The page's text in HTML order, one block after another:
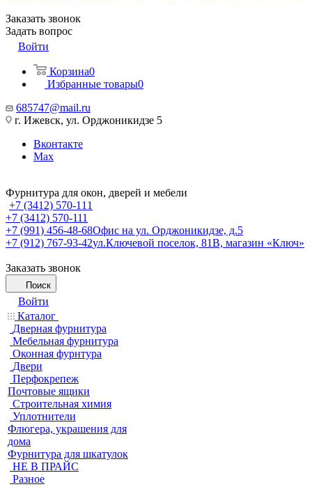
Заказать звонок
Задать вопрос
Войти
Корзина0
Избранные товары0
685747@mail.ru
г. Ижевск, ул. Орджоникидзе 5
Вконтакте
Max
Фурнитура для окон, дверей и мебели
+7 (3412) 570-111
+7 (3412) 570-111
+7 (991) 456-48-68Офис на ул. Орджоникидзе, д.5
+7 (912) 767-93-42ул.Ключевой поселок, 81В, магазин «Ключ»
Заказать звонок
Поиск
Войти
Каталог
Дверная фурнитура
Мебельная фурнитура
Оконная фурнтура
Двери
Перфокрепеж
Почтовые ящики
Строительная химия
Уплотнители
Флюгера, украшения для
дома
Фурнитура для шкатулок
НЕ В ПРАЙС
Разное